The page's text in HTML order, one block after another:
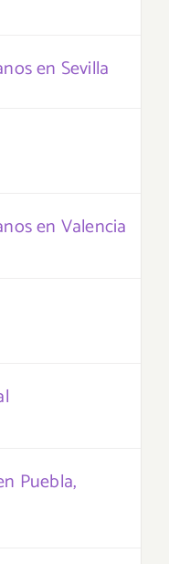
en Sevilla
en Valencia
Puebla,